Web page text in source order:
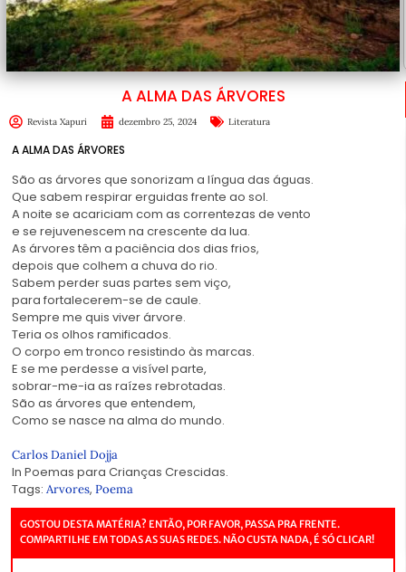
A ALMA DAS ÁRVORES
Revista Xapuri dezembro 25, 2024 Literatura
A ALMA DAS ÁRVORES
São as árvores que sonorizam a língua das águas.
Que sabem respirar erguidas frente ao sol.
A noite se acariciam com as correntezas de vento
e se rejuvenescem na crescente da lua.
As árvores têm a paciência dos dias frios,
depois que colhem a chuva do rio.
Sabem perder suas partes sem viço,
para fortalecerem-se de caule.
Sempre me quis viver árvore.
Teria os olhos ramificados.
O corpo em tronco resistindo às marcas.
E se me perdesse a visível parte,
sobrar-me-ia as raízes rebrotadas.
São as árvores que entendem,
Como se nasce na alma do mundo.
Carlos Daniel Dojja
In Poemas para Crianças Crescidas.
Tags: Arvores, Poema
GOSTOU DESTA MATÉRIA? ENTÃO, POR FAVOR, PASSA PRA FRENTE.
COMPARTILHE EM TODAS AS SUAS REDES. NÃO CUSTA NADA, É SÓ CLICAR!